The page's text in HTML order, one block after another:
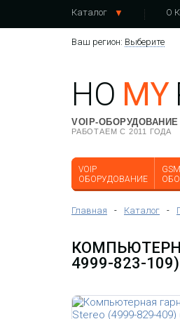
Каталог О
Ваш регион: Выберите
HO MY
VOIP-ОБОРУДОВАНИЕ
РАБОТАЕМ С 2011 ГОДА
VOIP
ОБОРУДОВАНИЕ
GSM
Главная - Каталог -
4999-823-109)